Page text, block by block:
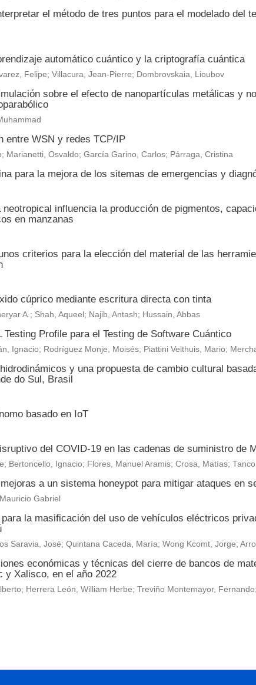
el método de tres puntos para el modelado del
automático cuántico y la criptografía cuántica
Felipe; Villacura, Jean-Pierre; Dombrovskaia, Lioubov
sobre el efecto de nanopartículas metálicas y
entre WSN y redes TCP/IP
Marianetti, Osvaldo; García Garino, Carlos; Párraga, Cristina
para la mejora de los sitemas de emergencias y
influencia la producción de pigmentos,
en manzanas
criterios para la elección del material de las
cúprico mediante escritura directa con tinta
A.; Shah, Aqueel; Najib, Antash; Hussain, Abbas
Testing Profile para el Testing de Software Cuántico
Ignacio; Rodríguez Monje, Moisés; Piattini Velthuis, Mario;
y una propuesta de cambio cultural
do Sul, Brasil
basado en IoT
del COVID-19 en las cadenas de suministro de
Bertoncello, Ignacio; Flores, Manuel Aramis; Crosa, Matías;
a un sistema honeypot para mitigar ataques en
Gabriel
la masificación del uso de vehículos eléctricos
Saravia, José; Quintana Caceda, María; Wong Kcomt, Jorge;
económicas y técnicas del cierre de bancos de
y Xalisco, en el año 2022
Herrera León, William Herbe; Treviño Montemayor,